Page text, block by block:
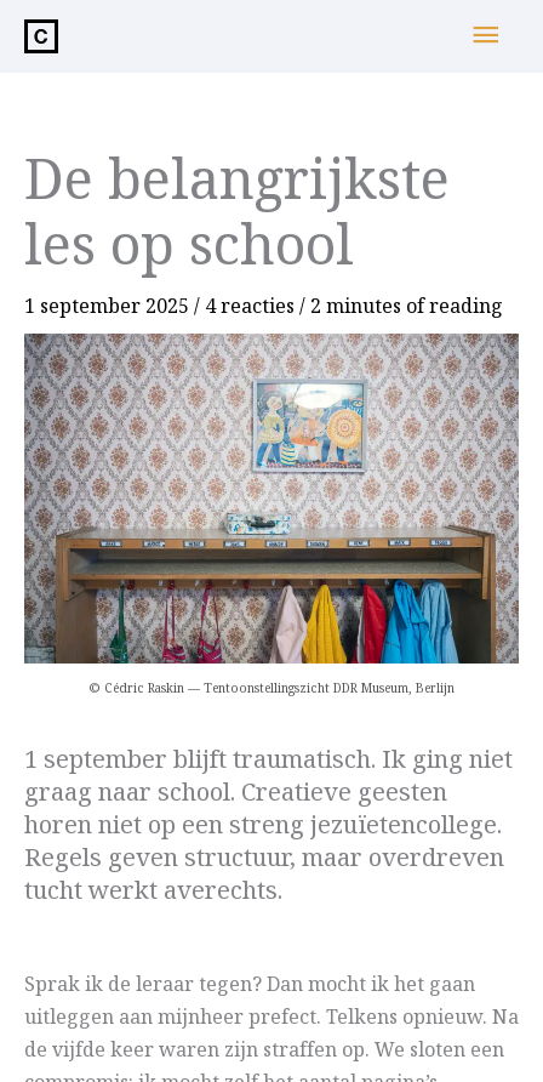
inhoud
De belangrijkste
les op school
1 september 2025 / 4 reacties / 2 minutes of reading
© Cédric Raskin — Tentoonstellingszicht DDR Museum, Berlijn
1 september blijft traumatisch. Ik ging niet
graag naar school. Creatieve geesten
horen niet op een streng jezuïetencollege.
Regels geven structuur, maar overdreven
tucht werkt averechts.
Sprak ik de leraar tegen? Dan mocht ik het gaan
uitleggen aan mijnheer prefect. Telkens opnieuw. Na
de vijfde keer waren zijn straffen op. We sloten een